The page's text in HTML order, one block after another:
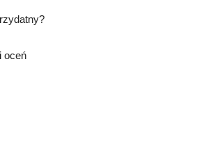
oceń